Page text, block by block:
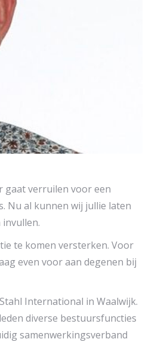
gaat verruilen voor een
Nu al kunnen wij jullie laten
te komen versterken. Voor
even voor aan degenen bij
International in Waalwijk.
diverse bestuursfuncties
samenwerkingsverband